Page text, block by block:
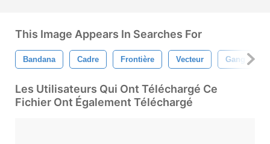
This Image Appears In Searches For
Bandana Cadre Frontière Vecteur Gang
Les Utilisateurs Qui Ont Téléchargé Ce
Fichier Ont Également Téléchargé